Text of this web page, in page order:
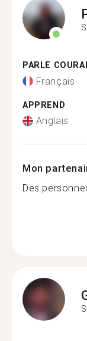
PARLE
Français
APPREND
Anglais
Mon
Des